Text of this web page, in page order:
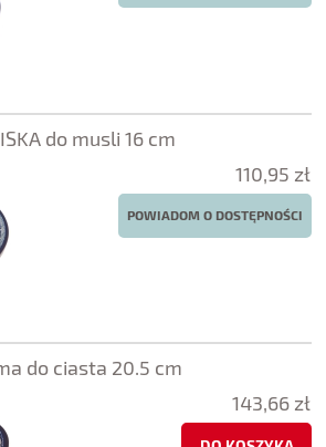
do musli 16 cm
110,95 zł
POWIADOM O DOSTĘPNOŚCI
do ciasta 20.5 cm
143,66 zł